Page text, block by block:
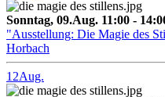
Sonntag, 09.Aug. 11:00 -
"Ausstellung: Die Magie des
Horbach
12Aug.